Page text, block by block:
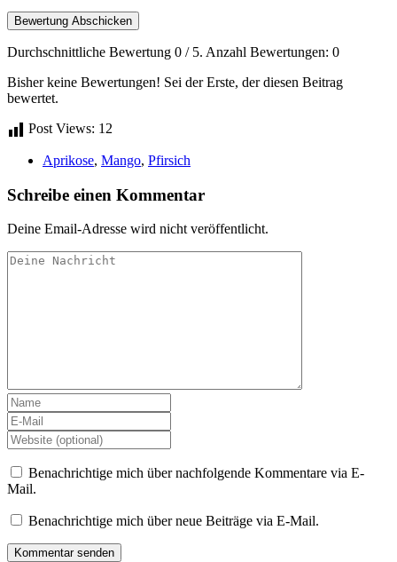
Bewertung Abschicken
Durchschnittliche Bewertung 0 / 5. Anzahl Bewertungen: 0
Bisher keine Bewertungen! Sei der Erste, der diesen Beitrag
bewertet.
Post Views: 12
Aprikose, Mango, Pfirsich
Schreibe einen Kommentar
Deine Email-Adresse wird nicht veröffentlicht.
Benachrichtige mich über nachfolgende Kommentare via E-
Mail.
Benachrichtige mich über neue Beiträge via E-Mail.